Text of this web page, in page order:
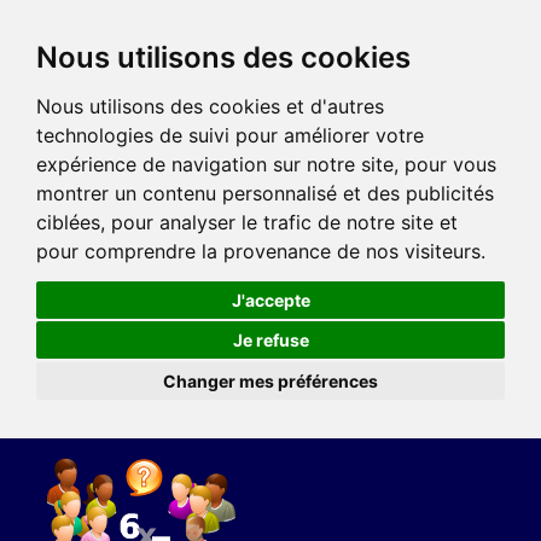
Nous utilisons des cookies
Nous utilisons des cookies et d'autres
technologies de suivi pour améliorer votre
expérience de navigation sur notre site, pour vous
montrer un contenu personnalisé et des publicités
ciblées, pour analyser le trafic de notre site et
pour comprendre la provenance de nos visiteurs.
J'accepte
Je refuse
Changer mes préférences